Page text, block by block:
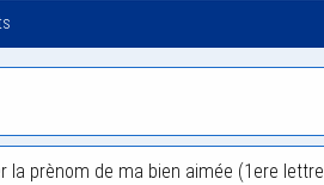
la prènom de ma bien aimée (1ere lettre